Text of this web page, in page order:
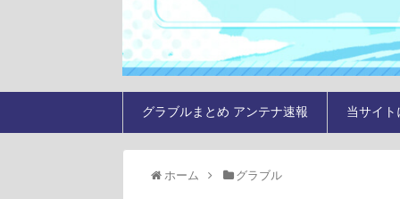
グラブルまとめ アンテナ速報 当サイ
ホーム グラブル